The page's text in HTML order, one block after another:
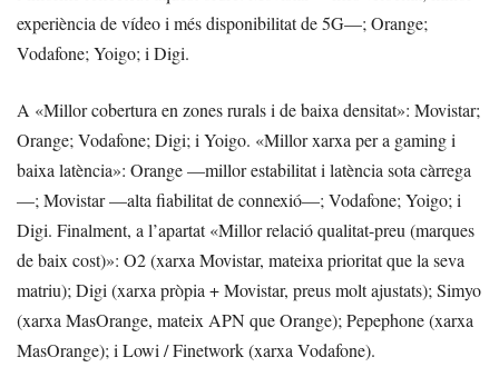
experiència de vídeo i més disponibilitat de 5G—; Orange;
Vodafone; Yoigo; i Digi.
A «Millor cobertura en zones rurals i de baixa densitat»: Movistar;
Orange; Vodafone; Digi; i Yoigo. «Millor xarxa per a gaming i
baixa latència»: Orange —millor estabilitat i latència sota càrrega
—; Movistar —alta fiabilitat de connexió—; Vodafone; Yoigo; i
Digi. Finalment, a l’apartat «Millor relació qualitat-preu (marques
de baix cost)»: O2 (xarxa Movistar, mateixa prioritat que la seva
matriu); Digi (xarxa pròpia + Movistar, preus molt ajustats); Simyo
(xarxa MasOrange, mateix APN que Orange); Pepephone (xarxa
MasOrange); i Lowi / Finetwork (xarxa Vodafone).